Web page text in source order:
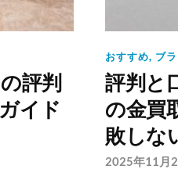
評判
イド
おすすめ, ブ
評判と
の金買
敗しな
2025年11月